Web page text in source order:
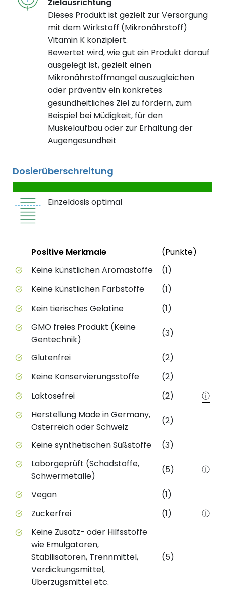
Dieses Produkt ist gezielt zur Versorgung
mit dem Wirkstoff (Mikronährstoff)
Vitamin K konzipiert.
Bewertet wird, wie gut ein Produkt darauf
ausgelegt ist, gezielt einen
Mikronährstoffmangel auszugleichen
oder präventiv ein konkretes
gesundheitliches Ziel zu fördern, zum
Beispiel bei Müdigkeit, für den
Muskelaufbau oder zur Erhaltung der
Augengesundheit
Dosierüberschreitung
Einzeldosis optimal
Positive Merkmale des Produkts mit
StatusPositive Merkmale (Punkte)
Keine künstlichen Aromastoffe
(1)
Keine künstlichen Farbstoffe
(1)
Kein tierisches Gelatine
(1)
GMO freies Produkt (Keine
Gentechnik)
(3)
Glutenfrei
(2)
Keine Konservierungsstoffe
(2)
Laktosefrei
(2)
ⓘ
Herstellung Made in Germany,
Österreich oder Schweiz
(2)
Keine synthetischen Süßstoffe
(3)
Laborgeprüft (Schadstoffe,
Schwermetalle)
(5) ⓘ
Vegan
(1)
Zuckerfrei
(1)
ⓘ
Keine Zusatz- oder Hilfsstoffe
wie Emulgatoren,
Stabilisatoren, Trennmittel,
Verdickungsmittel,
Überzugsmittel etc.
(5)